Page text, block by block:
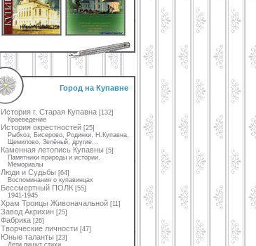
Город на Купавне
История г. Старая Купавна [132]
Краеведение
История окрестностей [25]
Рыбхоз, Бисерово, Родинки, Н.Купавна,
Щемилово, Зелёный, другие...
Каменная летопись Купавны [5]
Памятники природы и истории.
Мемориалы
Люди и Судьбы [64]
Воспоминания о купавинцах
Бессмертный ПОЛК [55]
1941-1945
Храм Троицы Живоначальной [11]
Завод Акрихин [25]
Фабрика [26]
Творческие личности [47]
Юные таланты [23]
Дети пишут стихи